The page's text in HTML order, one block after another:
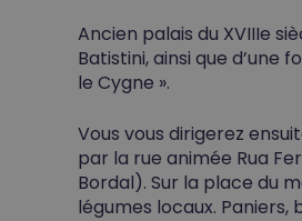
Ancien palais du XVIIIe
Batistini, ainsi que
le Cygne ».
Vous vous dirigerez
par la rue animée Rua
Bordal). Sur la place du
légumes locaux.